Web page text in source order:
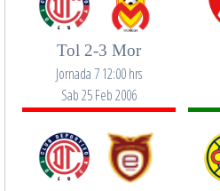
Tol 2-3 Mor
Jornada 7 12:00 hrs
Sab 25 Feb 2006